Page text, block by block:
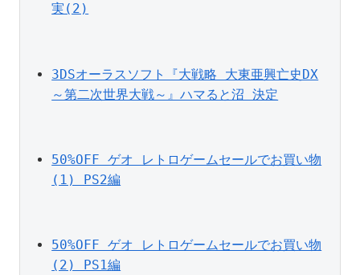
実(2)
3DSオーラスソフト『大戦略 大東亜興亡史DX
～第二次世界大戦～』ハマると沼 決定
50%OFF ゲオ レトロゲームセールでお買い物
(1) PS2編
50%OFF ゲオ レトロゲームセールでお買い物
(2) PS1編